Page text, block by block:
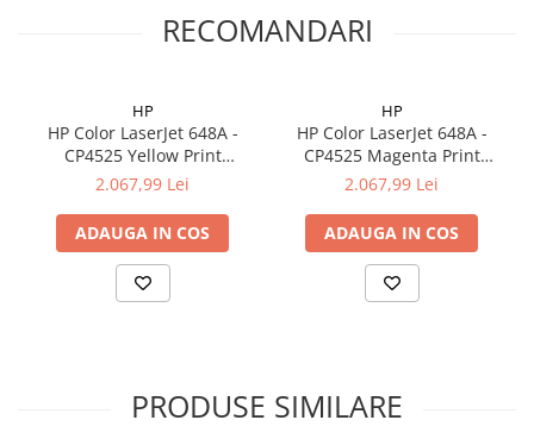
RECOMANDARI
HP
HP Color LaserJet 648A -
CP4525 Yellow Print
Cartridge (11.000 pag)
2.067,99 Lei
ADAUGA IN COS
HP
HP Color LaserJet 648A -
CP4525 Magenta Print
Cartridge (11.000 pag)
2.067,99 Lei
ADAUGA IN COS
PRODUSE SIMILARE